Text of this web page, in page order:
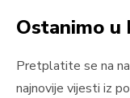
Ostanimo u
Pretplatite se na
najnovije vijesti iz